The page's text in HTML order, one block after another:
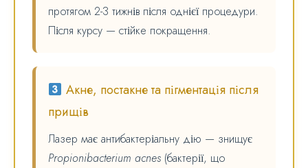
протягом 2-3 тижнів після однієї процедури.
Після курсу — стійке покращення.
Акне, постакне та пігментація після
прищів
Лазер має антибактеріальну дію — знищує
Propionibacterium acnes (бактерії, що